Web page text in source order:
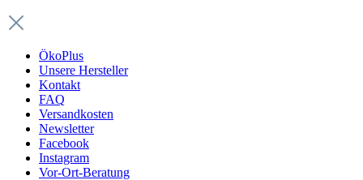
ÖkoPlus
Unsere Hersteller
Kontakt
FAQ
Versandkosten
Newsletter
Facebook
Instagram
Vor-Ort-Beratung